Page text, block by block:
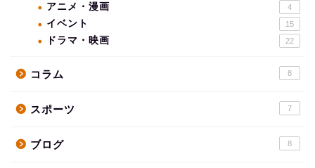
アニメ・漫画 4
イベント 15
ドラマ・映画 22
コラム 8
スポーツ 7
ブログ 8